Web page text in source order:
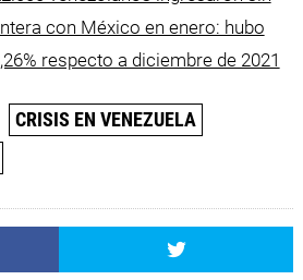
con México en enero: hubo
respecto a diciembre de 2021
CRISIS EN VENEZUELA